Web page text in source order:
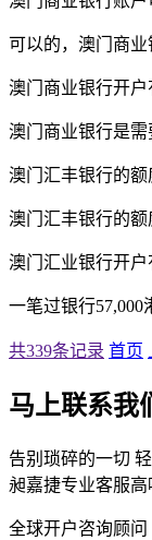
可以的，澳门商
澳门商业银行开户
澳门商业银行是需
澳门汇丰银行的额
澳门汇丰银行的额
澳门汇业银行开户
一笔过银行57,000
共339条记录 首页
马上联系我
告别琐碎的一切
昶嘉捷专业客服
全球开户咨询顾问